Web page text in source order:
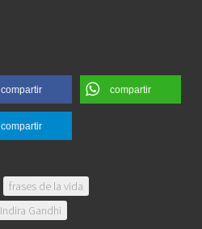
compartir compartir
compartir
frases de la vida
Indira Gandhi